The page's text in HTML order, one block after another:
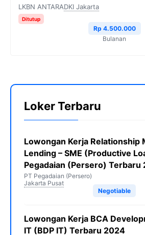
LKBN ANTARADKI Jakarta
Ditutup
Rp 4.500.000
Bulanan
Loker Terbaru
Lowongan Kerja Relationship
Lending – SME (Productive
Pegadaian (Persero) Terbaru
PT Pegadaian (Persero)
Jakarta Pusat
Negotiable
Lowongan Kerja BCA
IT (BDP IT) Terbaru 2024